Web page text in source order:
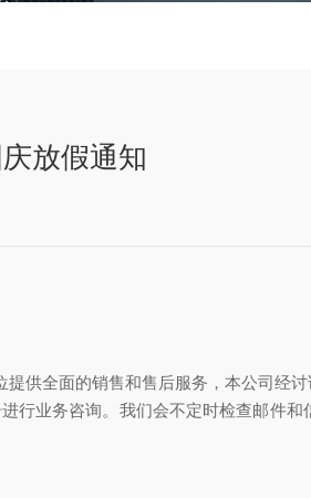
放假通知
全面的销售和售后服务，本公司经
行业务咨询。我们会不定时检查邮件